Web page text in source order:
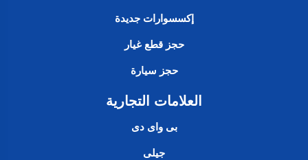
إكسسوارات جديدة
حجز قطع غيار
حجز سيارة
العلامات التجارية
بى واى دى
جيلى